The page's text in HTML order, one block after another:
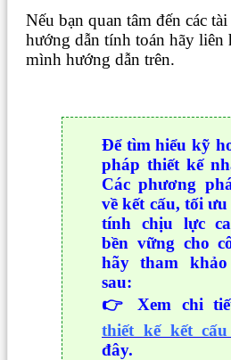
Nếu bạn quan tâm đến các
hướng dẫn tính toán hãy liên
mình hướng dẫn trên.
Để tìm hiểu kỹ
pháp thiết kế
Các phương
về kết cấu, tối
tính chịu lực
bền vững cho
hãy tham
sau:
👉 Xem chi
thiết kế kết
đây.